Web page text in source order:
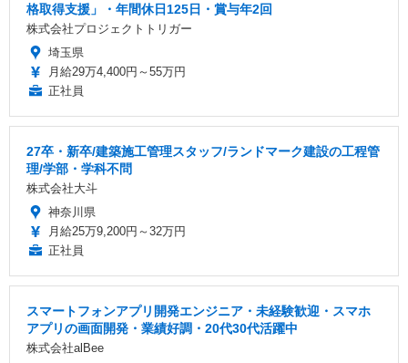
格取得支援」・年間休日125日・賞与年2回
株式会社プロジェクトトリガー
埼玉県
月給29万4,400円～55万円
正社員
27卒・新卒/建築施工管理スタッフ/ランドマーク建設の工程管
理/学部・学科不問
株式会社大斗
神奈川県
月給25万9,200円～32万円
正社員
スマートフォンアプリ開発エンジニア・未経験歓迎・スマホ
アプリの画面開発・業績好調・20代30代活躍中
株式会社alBee